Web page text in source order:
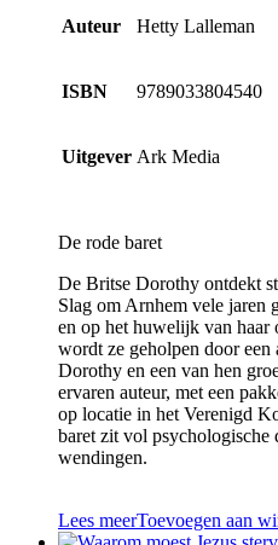
Auteur Hetty Lalleman
ISBN 9789033804540
Uitgever Ark Media
De rode baret
De Britse Dorothy ontdekt
Slag om Arnhem vele jaren
en op het huwelijk van haar
wordt ze geholpen door een
Dorothy en een van hen
ervaren auteur, met een
op locatie in het Verenigd
baret zit vol psychologische
wendingen.
Lees meerToevoegen aan